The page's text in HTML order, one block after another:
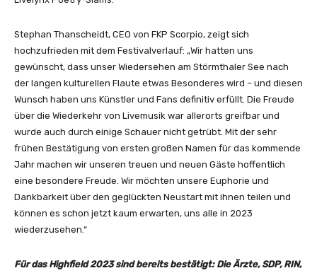
Stephan Thanscheidt, CEO von FKP Scorpio, zeigt sich
hochzufrieden mit dem Festivalverlauf: „Wir hatten uns
gewünscht, dass unser Wiedersehen am Störmthaler See nach
der langen kulturellen Flaute etwas Besonderes wird – und diesen
Wunsch haben uns Künstler und Fans definitiv erfüllt. Die Freude
über die Wiederkehr von Livemusik war allerorts greifbar und
wurde auch durch einige Schauer nicht getrübt. Mit der sehr
frühen Bestätigung von ersten großen Namen für das kommende
Jahr machen wir unseren treuen und neuen Gäste hoffentlich
eine besondere Freude. Wir möchten unsere Euphorie und
Dankbarkeit über den geglückten Neustart mit ihnen teilen und
können es schon jetzt kaum erwarten, uns alle in 2023
wiederzusehen.“
Für das Highfield 2023 sind bereits bestätigt: Die Ärzte, SDP, RIN,